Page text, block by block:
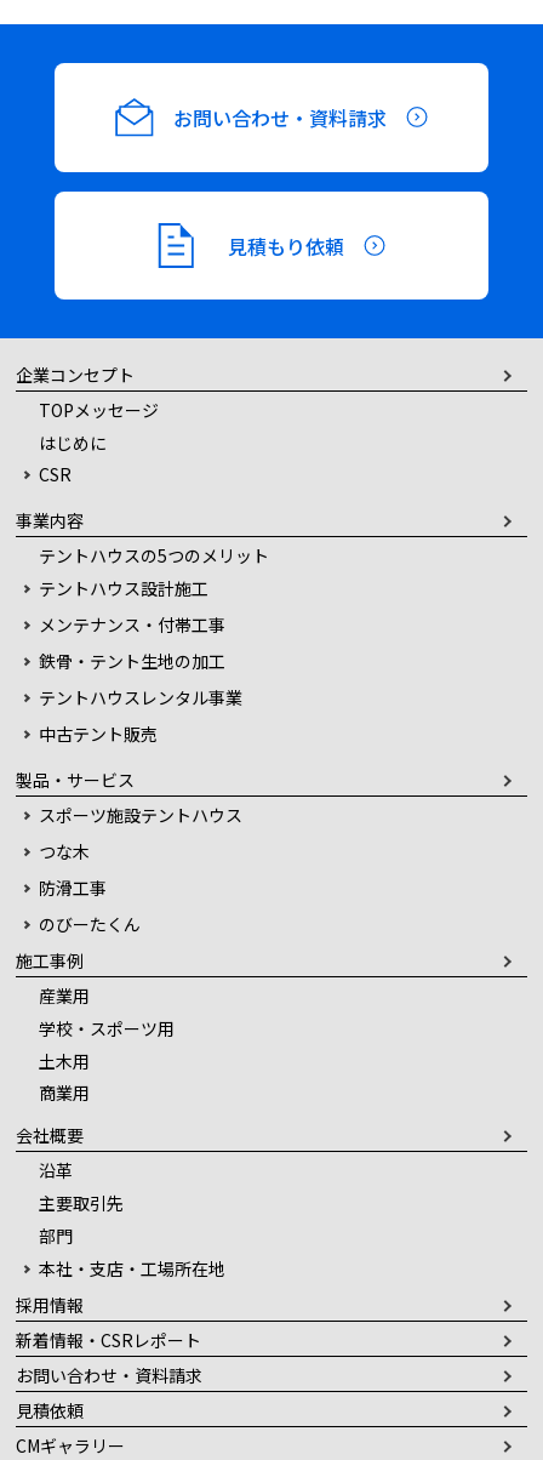
お問い合わせ・資料請求
見積もり依頼
企業コンセプト
TOPメッセージ
はじめに
CSR
事業内容
テントハウスの5つのメリット
テントハウス設計施工
メンテナンス・付帯工事
鉄骨・テント生地の加工
テントハウスレンタル事業
中古テント販売
製品・サービス
スポーツ施設テントハウス
つな木
防滑工事
のびーたくん
施工事例
産業用
学校・スポーツ用
土木用
商業用
会社概要
沿革
主要取引先
部門
本社・支店・工場所在地
採用情報
新着情報・CSRレポート
お問い合わせ・資料請求
見積依頼
CMギャラリー